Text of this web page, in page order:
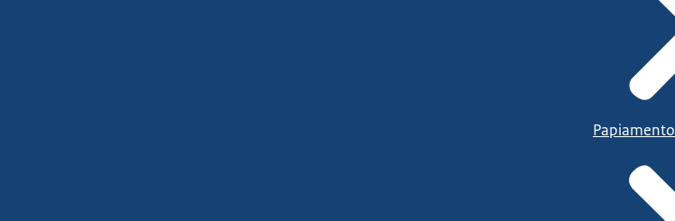
Papiamento